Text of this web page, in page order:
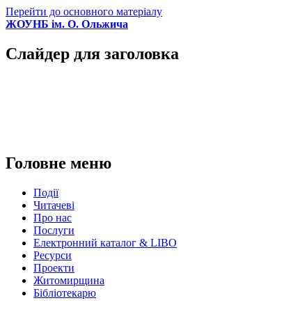
Перейти до основного матеріалу
ЖОУНБ ім. О. Ольжича
Слайдер для заголовка
Головне меню
Події
Читачеві
Про нас
Послуги
Електронний каталог & LIBO
Ресурси
Проекти
Житомирщина
Бібліотекарю